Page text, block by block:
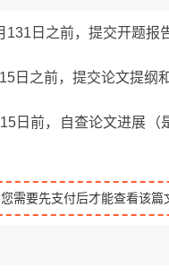
131日之前，提交开题报
日之前，提交论文提纲
日前，自查论文进展（
需要先支付后才能查看该篇